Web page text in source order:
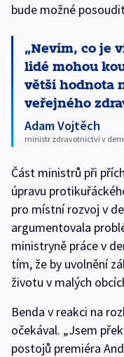
bude možné
Nevím, co je
lidé mohou
větší hodnota
veřejného
Adam Vojtěch
ministr zdravotnictví v
Část ministrů při
úpravu
pro místní rozvoj v
argumentovala
ministryně práce v
tím, že by uvolnění
životu v malých
Benda v reakci na
očekával. „Jsem
postojů premiéra